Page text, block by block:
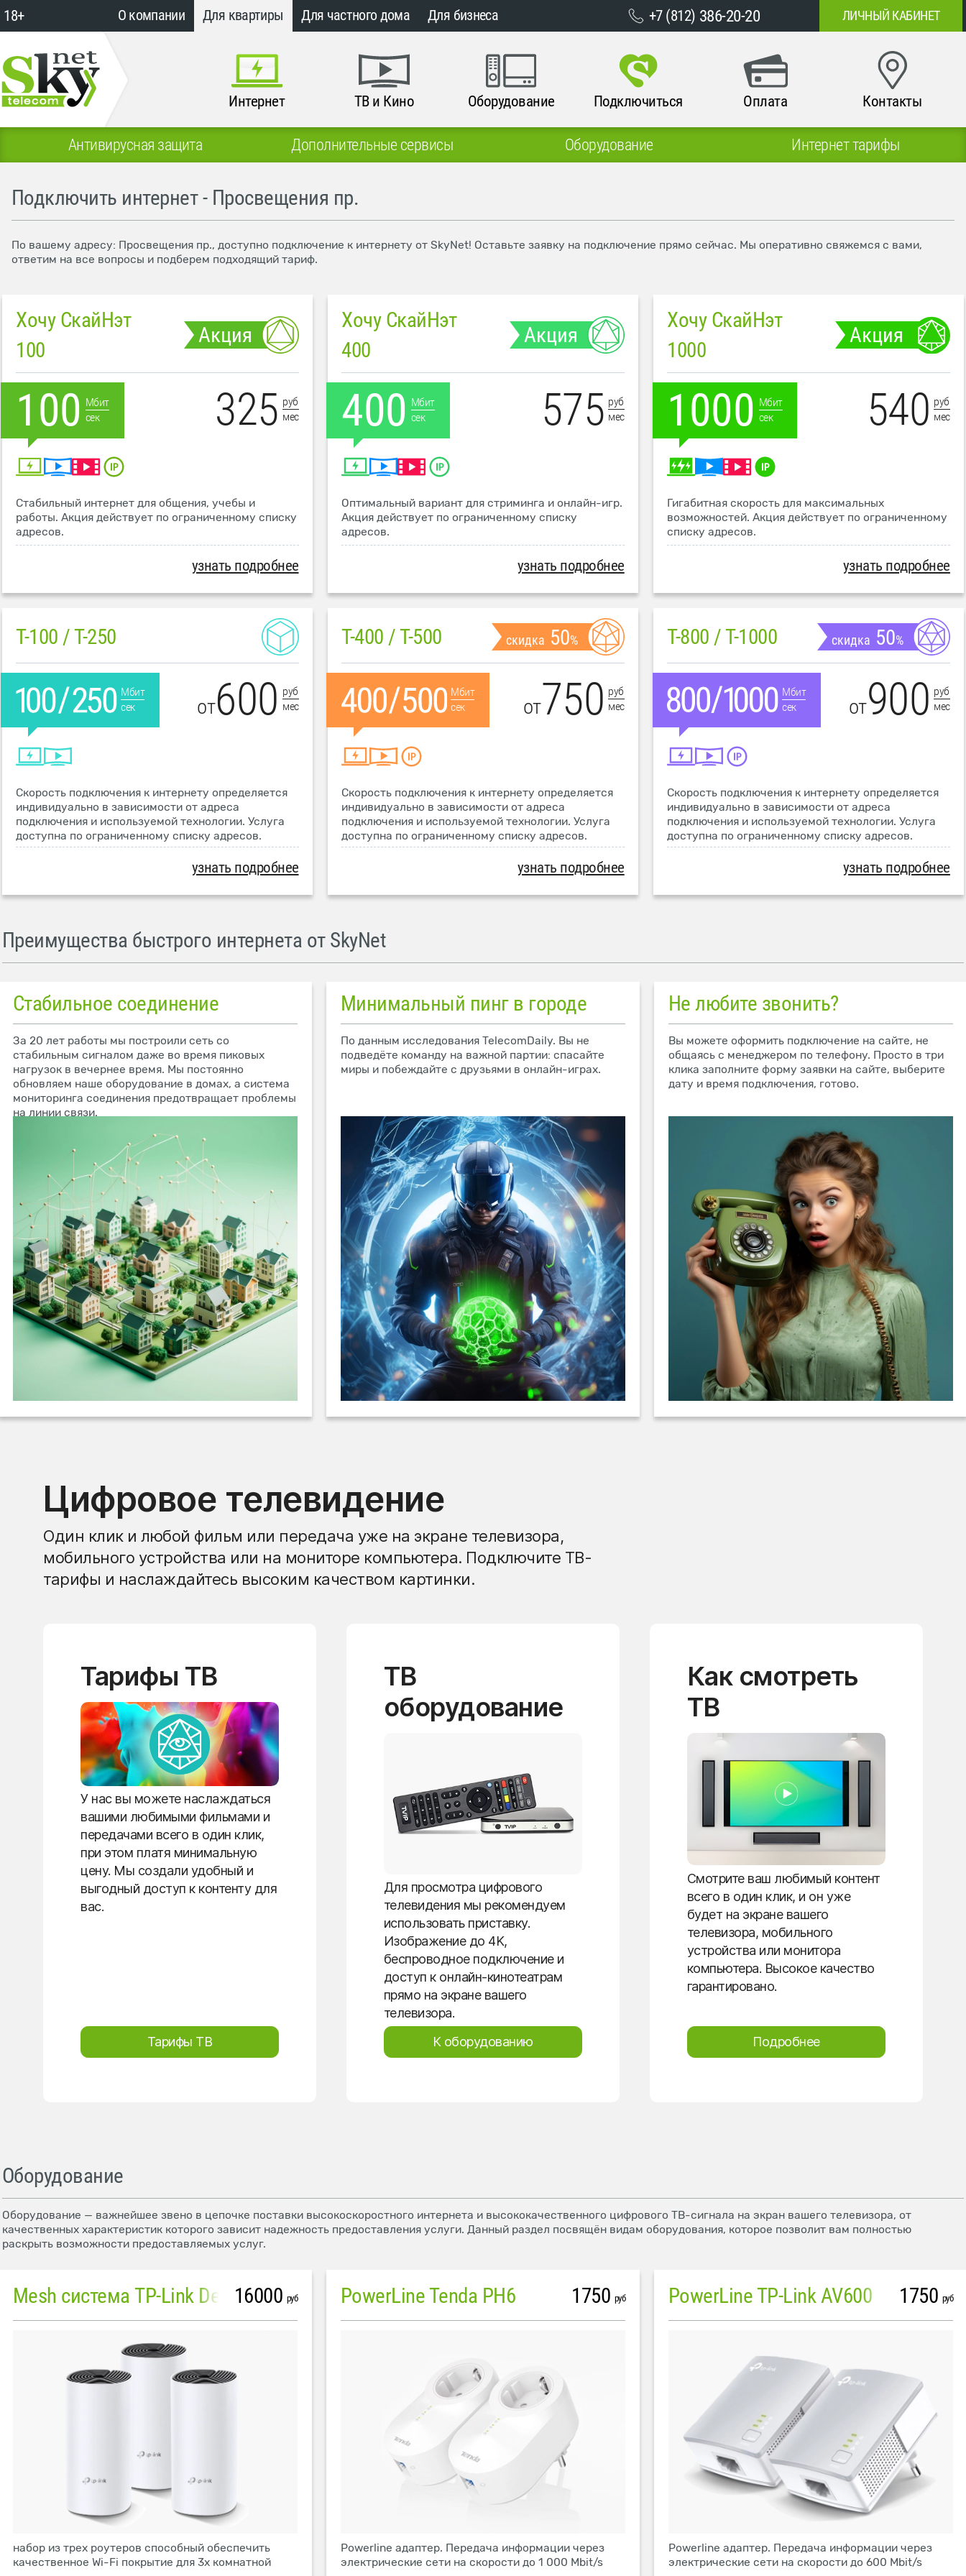
18+ О компании Для квартиры Для частного дома Для бизнеса +7 (812) 386-20-20 ЛИЧНЫЙ КАБИНЕТ
Интернет ТВ и Кино Оборудование Подключиться Оплата Контакты
Антивирусная защита Дополнительные сервисы Оборудование Интернет тарифы
Подключить интернет - Просвещения пр.
По вашему адресу: Просвещения пр., доступно подключение к интернету от SkyNet! Оставьте заявку на подключение прямо сейчас. Мы оперативно свяжемся с вами,
ответим на все вопросы и подберем подходящий тариф.
Хочу СкайНэт
100
Акция
100 Мбит
сек
325 руб
мес
Стабильный интернет для общения, учебы и
работы. Акция действует по ограниченному списку
адресов.
узнать подробнее
Хочу СкайНэт
400
Акция
400 Мбит
сек
575 руб
мес
Оптимальный вариант для стриминга и онлайн-игр.
Акция действует по ограниченному списку
адресов.
узнать подробнее
Хочу СкайНэт
1000
Акция
1000 Мбит
сек
540 руб
мес
Гигабитная скорость для максимальных
возможностей. Акция действует по ограниченному
списку адресов.
узнать подробнее
T-100 / T-250
Мбит
сек
от600 руб
мес
Скорость подключения к интернету определяется
индивидуально в зависимости от адреса
подключения и используемой технологии. Услуга
доступна по ограниченному списку адресов.
узнать подробнее
T-400 / T-500 скидка 50%
Мбит
сек
от750 руб
мес
Скорость подключения к интернету определяется
индивидуально в зависимости от адреса
подключения и используемой технологии. Услуга
доступна по ограниченному списку адресов.
узнать подробнее
T-800 / T-1000 скидка 50%
Мбит
сек
от900 руб
мес
Скорость подключения к интернету определяется
индивидуально в зависимости от адреса
подключения и используемой технологии. Услуга
доступна по ограниченному списку адресов.
узнать подробнее
Преимущества быстрого интернета от SkyNet
Стабильное соединение
За 20 лет работы мы построили сеть со
стабильным сигналом даже во время пиковых
нагрузок в вечернее время. Мы постоянно
обновляем наше оборудование в домах, а система
мониторинга соединения предотвращает проблемы
на линии связи.
Минимальный пинг в городе
По данным исследования TelecomDaily. Вы не
подведёте команду на важной партии: спасайте
миры и побеждайте с друзьями в онлайн-играх.
Не любите звонить?
Вы можете оформить подключение на сайте, не
общаясь с менеджером по телефону. Просто в три
клика заполните форму заявки на сайте, выберите
дату и время подключения, готово.
Цифровое телевидение
Один клик и любой фильм или передача уже на экране телевизора,
мобильного устройства или на мониторе компьютера. Подключите ТВ-
тарифы и наслаждайтесь высоким качеством картинки.
Тарифы ТВ
У нас вы можете наслаждаться
вашими любимыми фильмами и
передачами всего в один клик,
при этом платя минимальную
цену. Мы создали удобный и
выгодный доступ к контенту для
вас.
Тарифы ТВ
ТВ
оборудование
Для просмотра цифрового
телевидения мы рекомендуем
использовать приставку.
Изображение до 4K,
беспроводное подключение и
доступ к онлайн-кинотеатрам
прямо на экране вашего
телевизора.
К оборудованию
Как смотреть
ТВ
Смотрите ваш любимый контент
всего в один клик, и он уже
будет на экране вашего
телевизора, мобильного
устройства или монитора
компьютера. Высокое качество
гарантировано.
Подробнее
Оборудование
Оборудование — важнейшее звено в цепочке поставки высокоскоростного интернета и высококачественного цифрового ТВ-сигнала на экран вашего телевизора, от
качественных характеристик которого зависит надежность предоставления услуги. Данный раздел посвящён видам оборудования, которое позволит вам полностью
раскрыть возможности предоставляемых услуг.
Mesh система TP-Link Deco M4 (3 устройства)
16000 руб
набор из трех роутеров способный обеспечить
качественное Wi-Fi покрытие для 3х комнатной
PowerLine Tenda PH6 1750 руб
Powerline адаптер. Передача информации через
электрические сети на скорости до 1 000 Mbit/s
PowerLine TP-Link AV600 1750 руб
Powerline адаптер. Передача информации через
электрические сети на скорости до 600 Mbit/s